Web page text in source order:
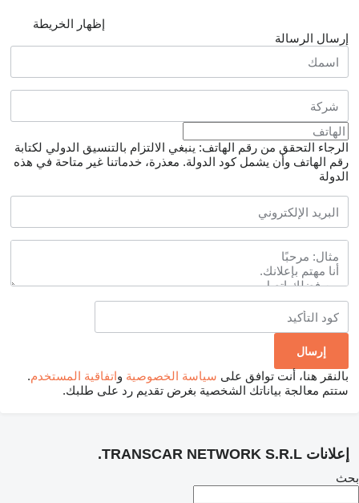
إظهار الخريطة
إرسال الرسالة
الرجاء التحقق من رقم الهاتف: ينبغي الالتزام بالتنسيق الدولي لكتابة
رقم الهاتف وأن يشمل كود الدولة. معذرة، خدماتنا غير متاحة في هذه
الدولة
بالنقر هنا، أنت توافق على سياسة الخصوصية واتفاقية المستخدم.
ستتم معالجة بياناتك الشخصية بغرض تقديم رد على طلبك.
إعلانات TRANSCAR NETWORK S.R.L.
بحث